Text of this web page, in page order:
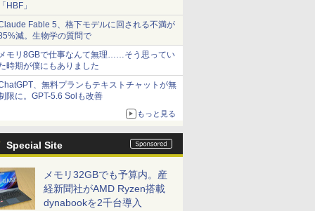
HBF」
Fable 5、格下モデルに回される不満が
減。生物学の質問で
モリ8GBで仕事なんて無理……そう思ってい
時期が僕にもありました
、無料プランもテキストチャットが無
限に。GPT-5.6 Solも改善
もっと見る
Special Site
メモリ32GBでも予算内。産
経新聞社がAMD Ryzen搭載
dynabookを2千台導入